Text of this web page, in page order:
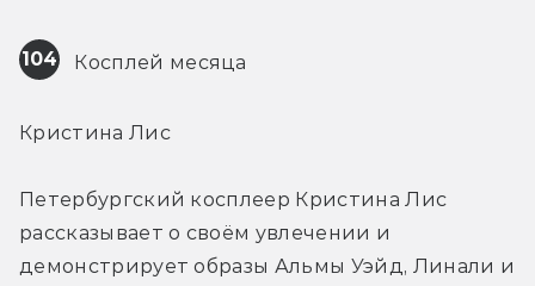
104 Косплей месяца
Кристина Лис
Петербургский косплеер Кристина Лис
рассказывает о своём увлечении и
демонстрирует образы Альмы Уэйд, Линали и